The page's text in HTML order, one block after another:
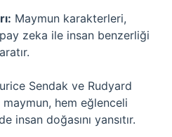
Maymun karakterleri,
zeka ile insan benzerliği
Sendak ve Rudyard
hem eğlenceli
insan doğasını yansıtır.